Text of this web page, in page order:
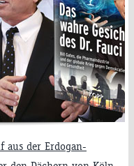
aus der Erdogan-